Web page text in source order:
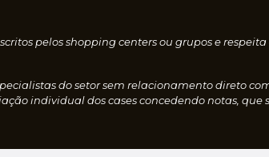
pelos shopping centers ou grupos e
do setor sem relacionamento direto
individual dos cases concedendo notas,